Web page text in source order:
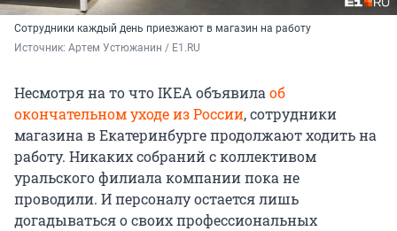
Сотрудники каждый день приезжают в магазин на работу
Источник: Артем Устюжанин / E1.RU
Несмотря на то что IKEA объявилаоб
окончательном уходе из России, сотрудники
магазина в Екатеринбурге продолжают ходить на
работу. Никаких собраний с коллективом
уральского филиала компании пока не
проводили. И персоналу остается лишь
догадываться о своих профессиональных